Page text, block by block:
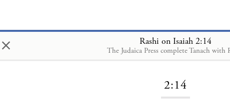
× Rashi on Isaiah 2:14
The Judaica Press complete Tanach with
Loading...
2:14